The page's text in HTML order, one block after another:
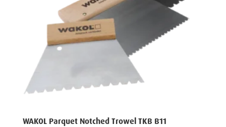
WAKOL Parquet Notched Trowel TKB B11